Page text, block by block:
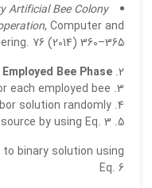
Artificial Bee Colony
, Computer and
76 (2014) 360–365.
Employed Bee Phase
each employed bee
solution randomly.
by using Eq. 3
binary solution using
Eq. 6